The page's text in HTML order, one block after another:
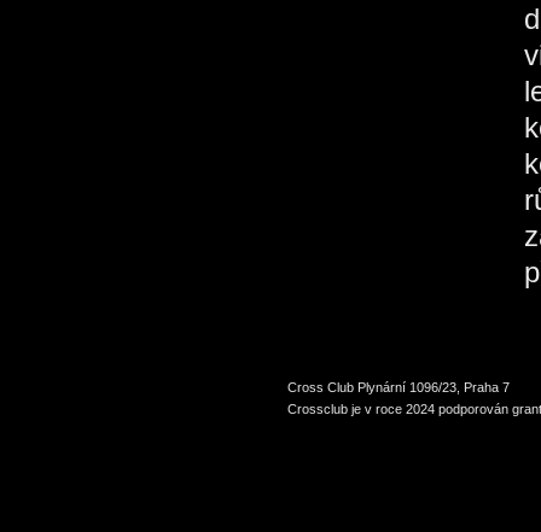
Cross Club Plynární 1096/23, Praha 7
Crossclub je v roce 2024 podporován